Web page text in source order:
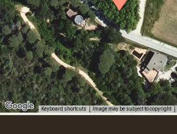
Keyboard shortcuts Image may be subject to copyright